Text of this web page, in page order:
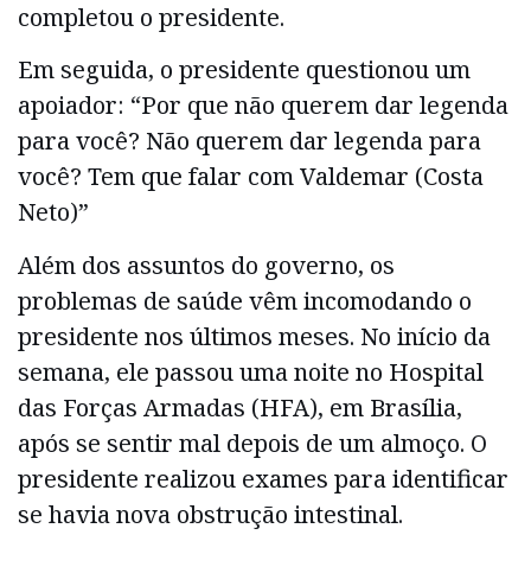
completou o presidente.
Em seguida, o presidente questionou um
apoiador: “Por que não querem dar legenda
para você? Não querem dar legenda para
você? Tem que falar com Valdemar (Costa
Neto)”
Além dos assuntos do governo, os
problemas de saúde vêm incomodando o
presidente nos últimos meses. No início da
semana, ele passou uma noite no Hospital
das Forças Armadas (HFA), em Brasília,
após se sentir mal depois de um almoço. O
presidente realizou exames para identificar
se havia nova obstrução intestinal.